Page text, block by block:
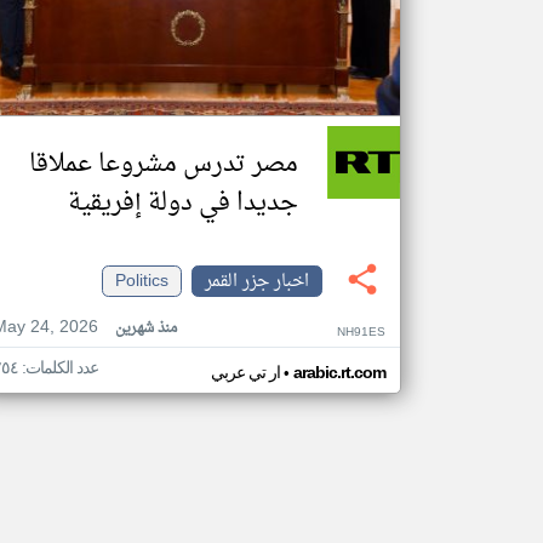
مصر تدرس مشروعا عملاقا
جديدا في دولة إفريقية
اخبار جزر القمر
Politics
24, 2026
منذ شهرين NH91ES
ار تي عربي• arabic.rt.com عدد الكلمات: ٢٥٤